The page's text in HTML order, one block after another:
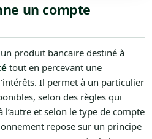
un compte
produit bancaire destiné à
tout en percevant une
Il permet à un particulier
selon des règles qui
l’autre et selon le type de compte
repose sur un principe